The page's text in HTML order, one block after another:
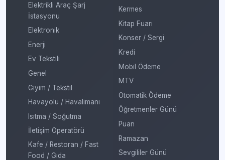
Elektrikli Araç Şarj
İstasyonu
Elektronik
Enerji
Ev Tekstili
Genel
Giyim / Tekstil
Havayolu / Havalimanı
Isıtma / Soğutma
İletişim Operatörü
Kafe / Restoran / Fast
Food / Gıda
Kermes
Kitap Fuarı
Konser / Sergi
Kredi
Mobil Ödeme
MTV
Otomatik Ödeme
Öğretmenler Günü
Puan
Ramazan
Sevgililer Günü